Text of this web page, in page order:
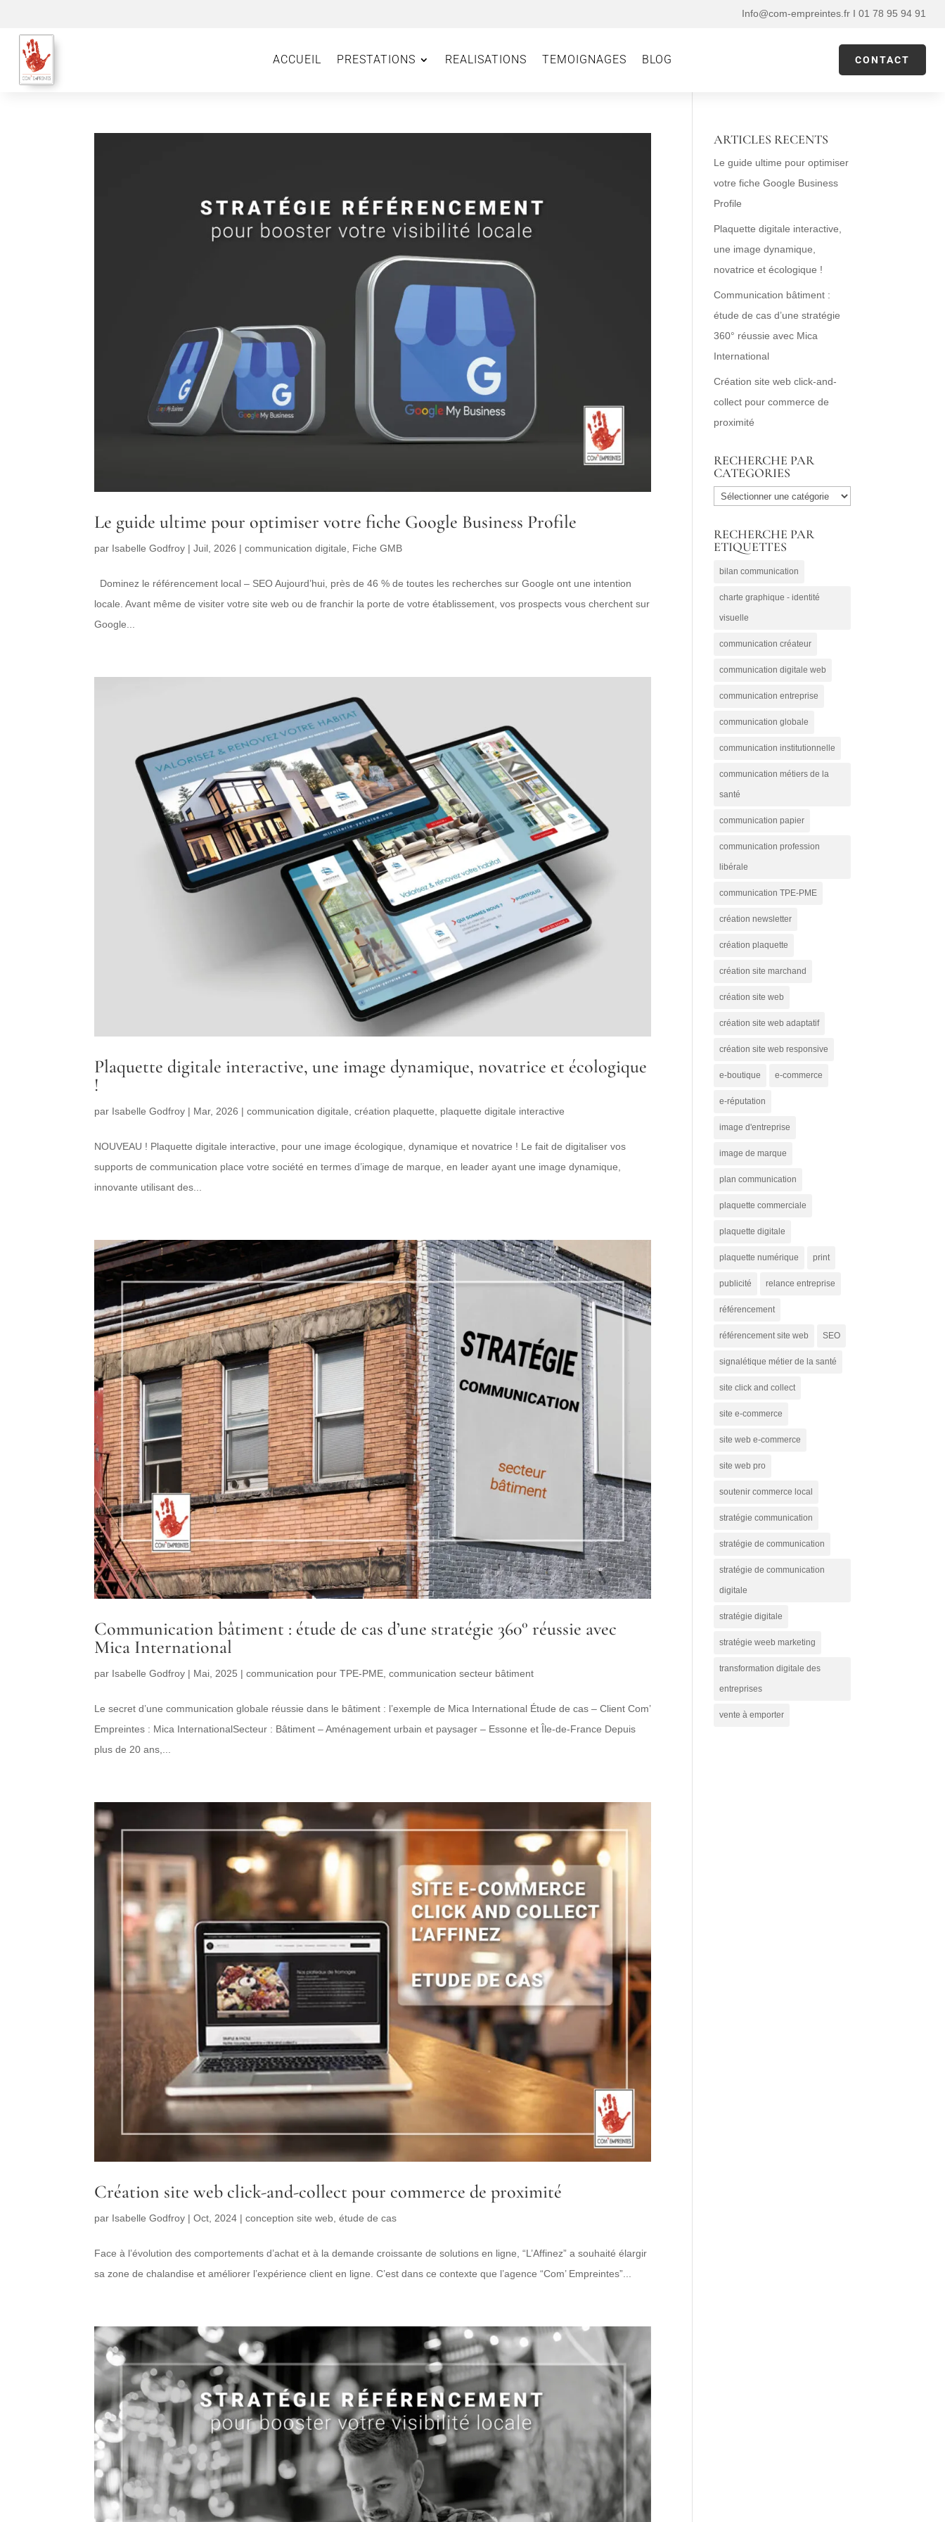
Info@com-empreintes.fr I 01 78 95 94 91
ACCUEIL PRESTATIONS REALISATIONS TEMOIGNAGES BLOG CONTACT
Le guide ultime pour optimiser votre fiche Google Business Profile
par Isabelle Godfroy |Juil, 2026 |communication digitale Fiche GMB
Dominez le référencement local – SEO Aujourd’hui, près de 46 % de toutes les recherches sur Google ont une intention
locale. Avant même de visiter votre site web ou de franchir la porte de votre établissement, vos prospects vous cherchent sur
Google...
Plaquette digitale interactive, une image dynamique, novatrice et écologique
!
par Isabelle Godfroy | Mar, 2026 |communication digitale ,création plaquette plaquette digitale interactive
NOUVEAU ! Plaquette digitale interactive, pour une image écologique, dynamique et novatrice ! Le fait de digitaliser vos
supports de communication place votre société en termes d’image de marque, en leader ayant une image dynamique,
innovante utilisant des...
Communication bâtiment : étude de cas d’une stratégie 360° réussie avec
Mica International
par Isabelle Godfroy | Mai, 2025 |communication pour TPE-PME ,communication secteur bâtiment
Le secret d’une communication globale réussie dans le bâtiment : l’exemple de Mica International Étude de cas – Client Com’
Empreintes : Mica InternationalSecteur : Bâtiment – Aménagement urbain et paysager – Essonne et Île-de-France Depuis
plus de 20 ans,...
Création site web click-and-collect pour commerce de proximité
par Isabelle Godfroy |Oct, 2024 |conception site web ,étude de cas
Face à l’évolution des comportements d’achat et à la demande croissante de solutions en ligne, “L’Affinez” a souhaité élargir
sa zone de chalandise et améliorer l’expérience client en ligne. C’est dans ce contexte que l’agence “Com’ Empreintes”...
ARTICLES RECENTS
Le guide ultime pour optimiser
votre fiche Google Business
Profile
Plaquette digitale interactive,
une image dynamique,
novatrice et écologique !
Communication bâtiment :
étude de cas d’une stratégie
360° réussie avec Mica
International
Création site web click-and-
collect pour commerce de
proximité
RECHERCHE PAR
CATEGORIES
RECHERCHE
CATEGORIES
RECHERCHE PAR
ETIQUETTES
bilan communication
charte graphique - identité
visuelle
communication créateur
communication digitale web
communication entreprise
communication globale
communication institutionnelle
communication métiers de la
santé
communication papier
communication profession
libérale
communication TPE-PME
création newsletter
création plaquette
création site marchand
création site web
création site web adaptatif
création site web responsive
e-boutique e-commerce
e-réputation
image d'entreprise
image de marque
plan communication
plaquette commerciale
plaquette digitale
plaquette numérique print
publicité relance entreprise
référencement
référencement site web SEO
signalétique métier de la santé
site click and collect
site e-commerce
site web e-commerce
site web pro
soutenir commerce local
stratégie communication
stratégie de communication
stratégie de communication
digitale
stratégie digitale
stratégie weeb marketing
transformation digitale des
entreprises
vente à emporter